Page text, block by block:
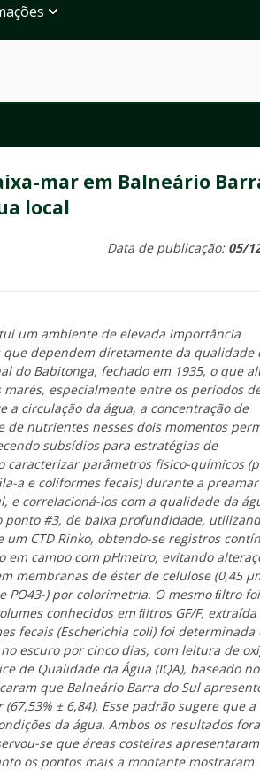
mar em Balneário
local
Data de publicação: 05/
um ambiente de elevada importância
que dependem diretamente da qualidade
do Babitonga, fechado em 1935, o que
especialmente entre os períodos
a circulação da água, a concentração de
de nutrientes nesses dois momentos
subsídios para estratégias de
parâmetros físico-químicos
a e coliformes fecais) durante a
e correlacioná-los com a qualidade da
ponto #3, de baixa profundidade,
CTD Rinko, obtendo-se registros
campo com pHmetro, evitando
membranas de éster de celulose (0,45
PO43-) por colorimetria. O mesmo ﬁltro foi
conhecidos em ﬁltros GF/F, extraída
fecais (Escherichia coli) foi determinada
escuro por cinco dias, com leitura de
de Qualidade da Água (IQA), baseado no
que Balneário Barra do Sul
± 6,84). Esse padrão sugere que a
da água. Ambos os resultados
se que áreas costeiras apresentaram
os pontos mais a montante mostraram